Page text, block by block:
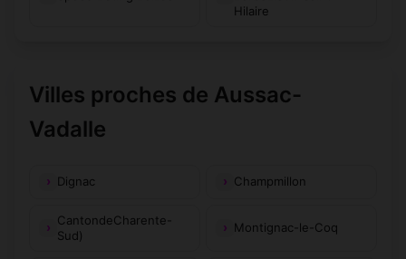
Hilaire
Villes proches de Aussac-
Vadalle
Dignac Champmillon
CantondeCharente-
Sud)
Montignac-le-Coq